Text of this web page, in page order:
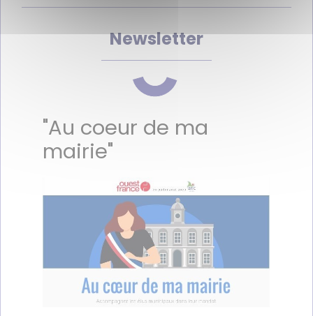
Newsletter
"Au coeur de ma
mairie"